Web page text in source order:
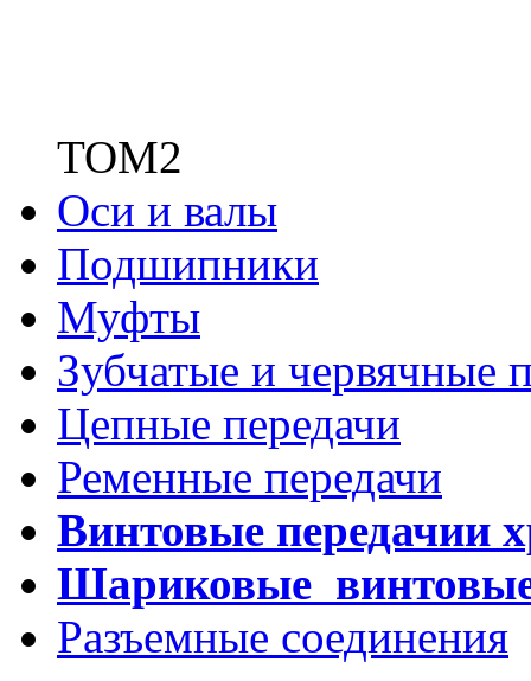
ТОМ2
Оси и валы
Подшипники
Муфты
Зубчатые и червячные
Цепные передачи
Ременные передачи
Винтовые передачии
Шариковые
Разъемные соединения